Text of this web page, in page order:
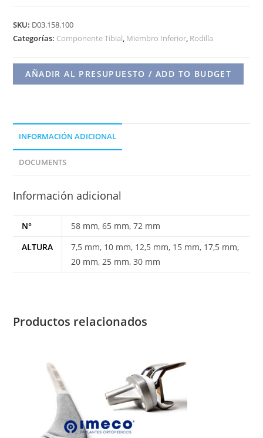
PLASTICO
OMICRON
POSTERIOR
SKU: D03.158.100
Categorías: Componente Tibial Miembro Inferior Rodilla
AÑADIR AL PRESUPUESTO / ADD TO BUDGET
INFORMACIÓN ADICIONAL
DOCUMENTS
Información adicional
N°
58 mm, 65 mm, 72 mm
ALTURA
7,5 mm, 10 mm, 12,5 mm, 15 mm, 17,5 mm,
20 mm, 25 mm, 30 mm
Productos relacionados